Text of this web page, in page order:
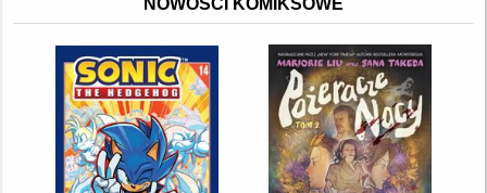
NOWOŚCI KOMIKSOWE